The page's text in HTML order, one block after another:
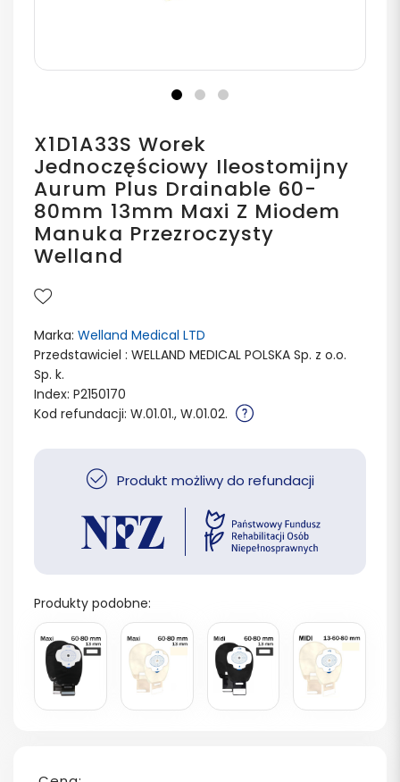
X1D1A33S Worek
Jednoczęściowy Ileostomijny
Aurum Plus Drainable 60-
80mm 13mm Maxi Z Miodem
Manuka Przezroczysty
Welland
Marka: Welland Medical LTD
Przedstawiciel : WELLAND MEDICAL POLSKA Sp. z o.o.
Sp. k.
Index: P2150170
Kod refundacji: W.01.01., W.01.02.
Produkt możliwy do refundacji
Produkty podobne: